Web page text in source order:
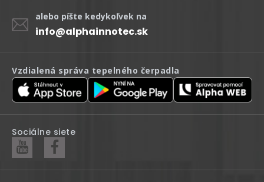
alebo píšte kedykoľvek na
info@alphainnotec.sk
Vzdialená správa tepelného čerpadla
Sociálne siete